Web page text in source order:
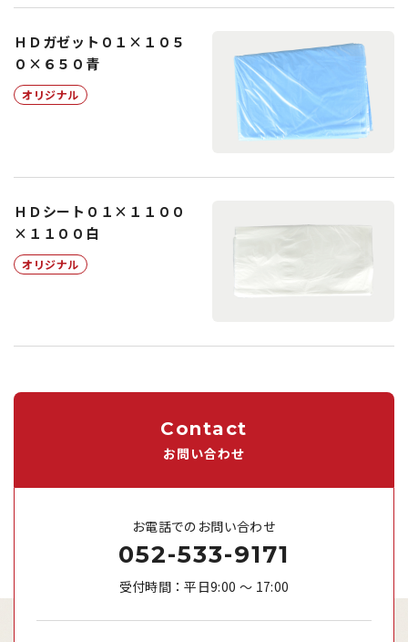
ＨＤガゼット０１×１０５
０×６５０青
オリジナル
ＨＤシート０１×１１００
×１１００白
オリジナル
Contact
お問い合わせ
お電話でのお問い合わせ
052-533-9171
受付時間：平日9:00 ～ 17:00